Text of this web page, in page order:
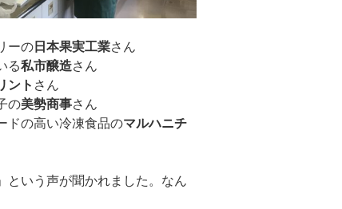
ーの 日本果実工業さん
る私市醸造さん
ント さん
の美勢商事さん
ドの高い冷凍食品のマルハニチ
という声が聞かれました。なん